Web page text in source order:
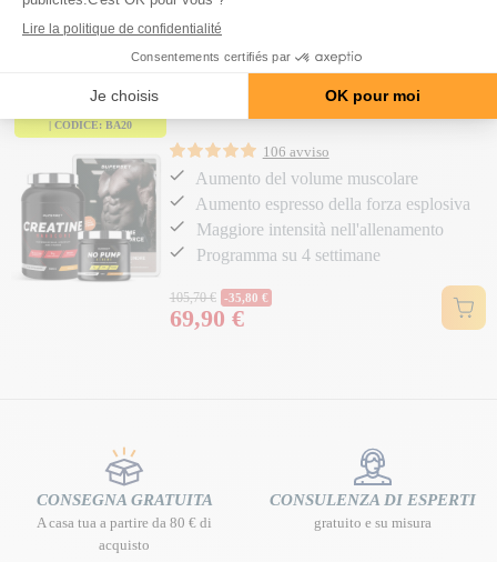
Prezzo normale
210,50 €
Prezzo
149,90 €
-20 € A PARTIRE DA 150 €
| CODICE: BA20
Programma Di Volume E Forza
106 avviso
Aumento del volume muscolare
Aumento espresso della forza esplosiva
Maggiore intensità nell'allenamento
Programma su 4 settimane
Prezzo normale
105,70 € -35,80 €
Prezzo
69,90 €
CONSEGNA GRATUITA
A casa tua a partire da 80 € di
acquisto
CONSULENZA DI ESPERTI
gratuito e su misura